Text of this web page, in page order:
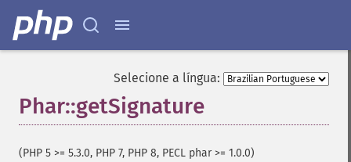
Selecione a língua:
Phar::getSignature
(PHP 5 >= 5.3.0, PHP 7, PHP 8, PECL phar >= 1.0.0)